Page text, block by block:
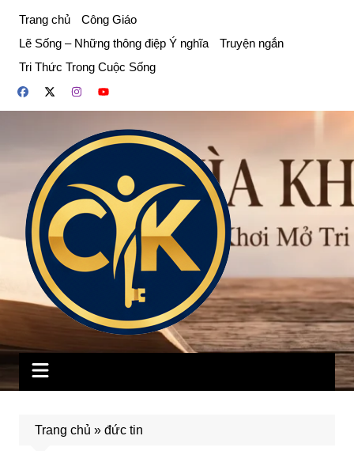
phần
dung
Trang chủ
Công Giáo
Lẽ Sống – Những thông điệp Ý nghĩa
Truyện ngắn
Tri Thức Trong Cuộc Sống
Trang chủ » đức tin